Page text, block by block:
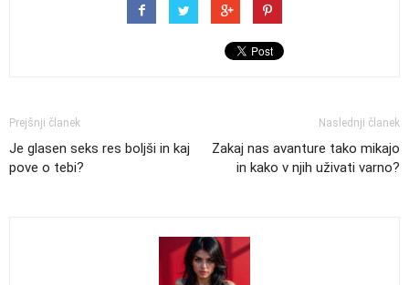
Prejšnji članek
Je glasen seks res boljši in kaj
pove o tebi?
Naslednji članek
Zakaj nas avanture tako mikajo
in kako v njih uživati varno?